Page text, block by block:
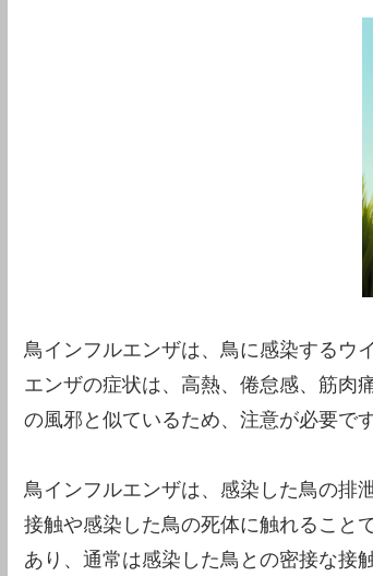
鳥インフルエンザは、鳥に感染するウ
エンザの症状は、高熱、倦怠感、筋肉
の風邪と似ているため、注意が必要です
鳥インフルエンザは、感染した鳥の排
接触や感染した鳥の死体に触れること
あり、通常は感染した鳥との密接な接